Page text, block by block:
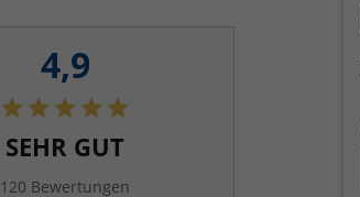
4,9
SEHR GUT
120 Bewertungen